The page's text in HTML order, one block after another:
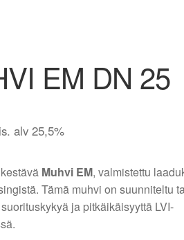
EM DN 25
alv 25,5%
Muhvi EM, valmistettu
Tämä muhvi on suunniteltu
ja pitkäikäisyyttä LVI-